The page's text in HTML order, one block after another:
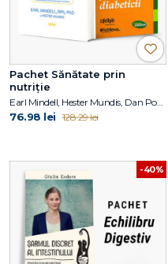
Pachet Sănătate prin
nutriție
Earl Mindell, Hester Mundis, Dan Popa, Luiza Popa
76.98 lei 128.29 lei
-40%